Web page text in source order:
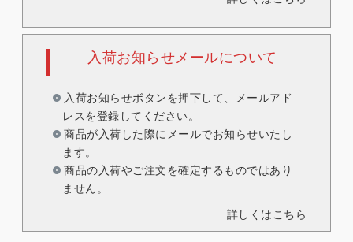
入荷お知らせメールについて
入荷お知らせボタンを押下して、メールアド
レスを登録してください。
商品が入荷した際にメールでお知らせいたし
ます。
商品の入荷やご注文を確定するものではあり
ません。
詳しくはこちら